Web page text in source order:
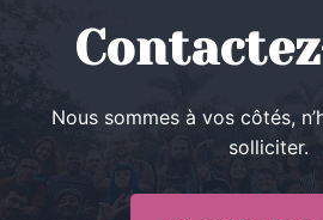
Nous sommes à vos côtés,
solliciter.